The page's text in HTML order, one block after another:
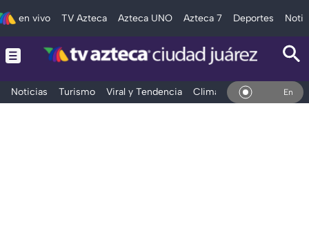
en vivo TV Azteca Azteca UNO Azteca 7 Deportes
Noticias Turismo Viral y Tendencia Clima Deportes En Vivo